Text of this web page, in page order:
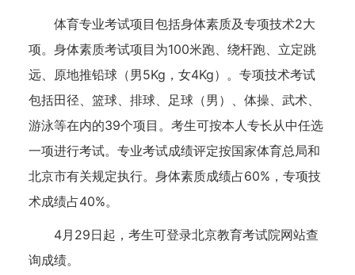
体育专业考试项目包括身体素质及专项技术2大
项。身体素质考试项目为100米跑、绕杆跑、立定跳
远、原地推铅球（男5Kg，女4Kg）。专项技术考试
包括田径、篮球、排球、足球（男）、体操、武术、
游泳等在内的39个项目。考生可按本人专长从中任选
一项进行考试。专业考试成绩评定按国家体育总局和
北京市有关规定执行。身体素质成绩占60%，专项技
术成绩占40%。
4月29日起，考生可登录北京教育考试院网站查
询成绩。